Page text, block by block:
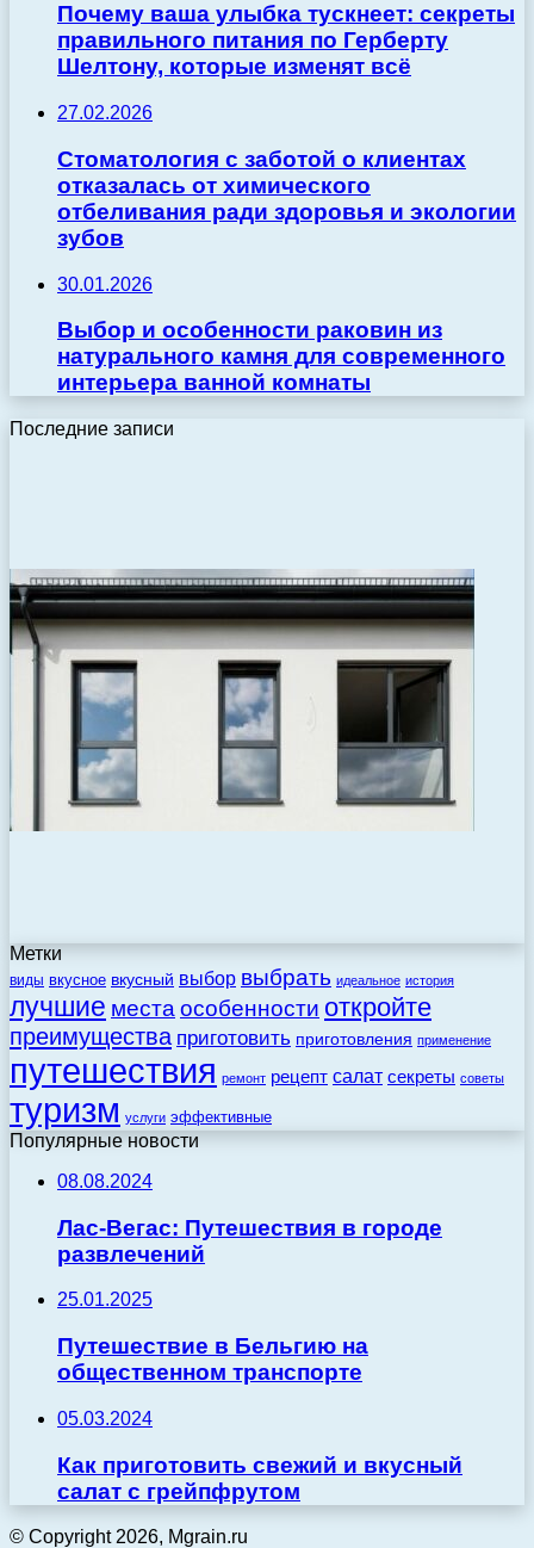
Почему ваша улыбка тускнеет: секреты
правильного питания по Герберту
Шелтону, которые изменят всё
27.02.2026
Стоматология с заботой о клиентах
отказалась от химического
отбеливания ради здоровья и экологии
зубов
30.01.2026
Выбор и особенности раковин из
натурального камня для современного
интерьера ванной комнаты
Последние записи
Метки
виды вкусное вкусный выбор выбрать идеальное история
лучшие места особенности откройте
преимущества приготовить приготовления применение
путешествия ремонт рецепт салат секреты советы
туризм услуги эффективные
Популярные новости
08.08.2024
Лас-Вегас: Путешествия в городе
развлечений
25.01.2025
Путешествие в Бельгию на
общественном транспорте
05.03.2024
Как приготовить свежий и вкусный
салат с грейпфрутом
© Copyright 2026, Mgrain.ru